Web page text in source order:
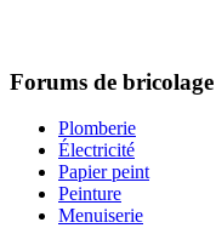
Forums de bricolage
Plomberie
Électricité
Papier peint
Peinture
Menuiserie